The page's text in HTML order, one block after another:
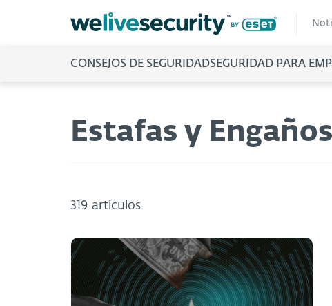
CONSEJOS DE SEGURIDADSEGURIDAD PARA
Estafas y Engaños
319 artículos